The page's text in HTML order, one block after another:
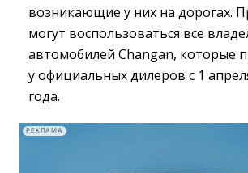
возникающие у них на дорогах.
могут воспользоваться все
автомобилей Changan, которые
у официальных дилеров c 1
года.
РЕКЛАМА